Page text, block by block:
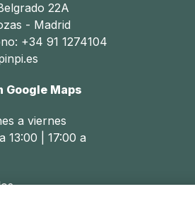
como del portador. Aquí hay
22A
- Madrid
+34 91 1274104
Google Maps
a viernes
13:00 | 17:00 a